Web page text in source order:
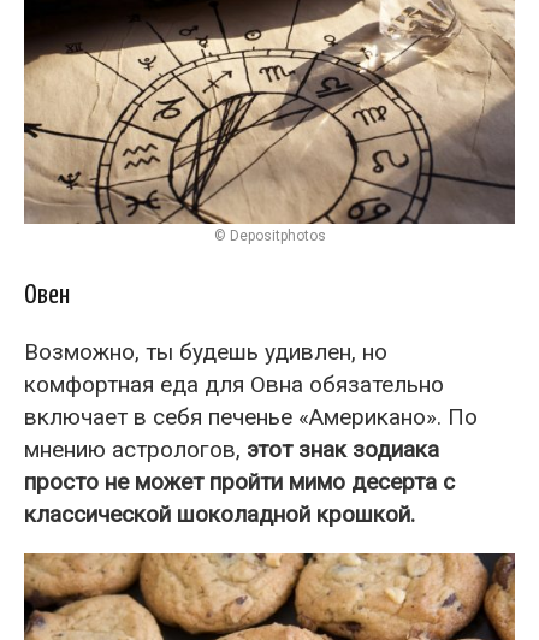
© Depositphotos
Овен
Возможно, ты будешь удивлен, но
комфортная еда для Овна обязательно
включает в себя печенье «Американо». По
мнению астрологов, этот знак зодиака
просто не может пройти мимо десерта с
классической шоколадной крошкой.